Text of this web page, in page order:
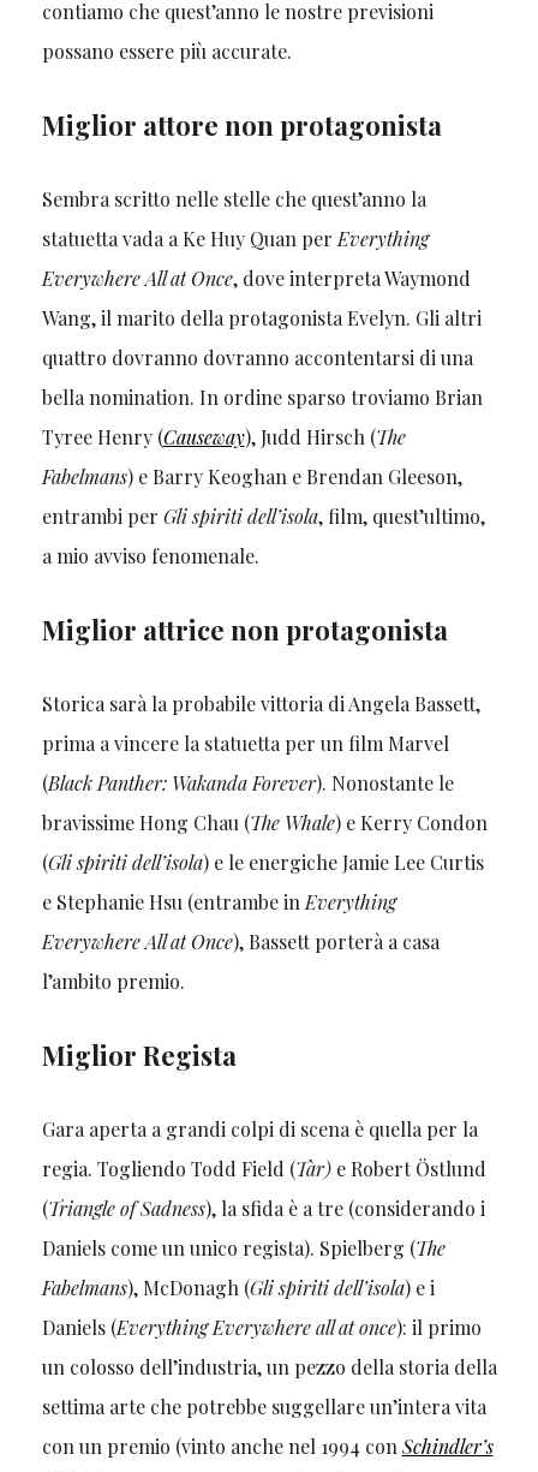
contiamo che quest’anno le nostre previsioni
possano essere più accurate.
Miglior attore non protagonista
Sembra scritto nelle stelle che quest’anno la
statuetta vada a Ke Huy Quan perEverything
Everywhere All at Once, dove interpreta Waymond
Wang, il marito della protagonista Evelyn. Gli altri
quattro dovranno dovranno accontentarsi di una
bella nomination. In ordine sparso troviamo Brian
Tyree Henry (Causeway), Judd Hirsch (The
Fabelmans) e Barry Keoghan e Brendan Gleeson,
entrambi per Gli spiriti dell’isola, film, quest’ultimo,
a mio avviso fenomenale.
Miglior attrice non protagonista
Storica sarà la probabile vittoria di Angela Bassett,
prima a vincere la statuetta per un film Marvel
(Black Panther: Wakanda Forever). Nonostante le
bravissime Hong Chau (The Whale) e Kerry Condon
(Gli spiriti dell’isola) e le energiche Jamie Lee Curtis
e Stephanie Hsu (entrambe inEverything
Everywhere All at Once), Bassett porterà a casa
l’ambito premio.
Miglior Regista
Gara aperta a grandi colpi di scena è quella per la
regia. Togliendo Todd Field (Tàr)e Robert Östlund
(Triangle of Sadness), la sfida è a tre (considerando i
Daniels come un unico regista). Spielberg (The
Fabelmans), McDonagh (Gli spiriti dell’isola) e i
Daniels (Everything Everywhere all at once): il primo
un colosso dell’industria, un pezzo della storia della
settima arte che potrebbe suggellare un’intera vita
con un premio (vinto anche nel 1994 conSchindler’s